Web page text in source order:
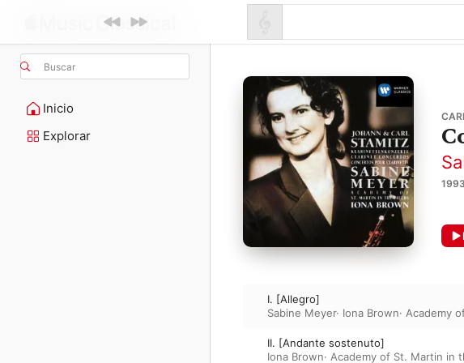
Buscar
Inicio
Explorar
1993
I. [Allegro]
Sabine Meyer· Iona Brown· Academy
II. [Andante sostenuto]
Iona Brown· Academy of St. Martin in